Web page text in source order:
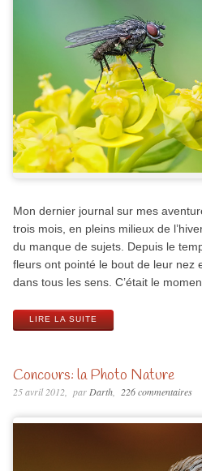
Mon dernier journal sur mes
trois mois, en pleins milieux de
du manque de sujets. Depuis le
fleurs ont pointé le bout de leur nez
dans tous les sens. C’était le
LIRE LA SUITE
Concours: la Photo Nature
25 avril 2012 parDarth 226 commentaires